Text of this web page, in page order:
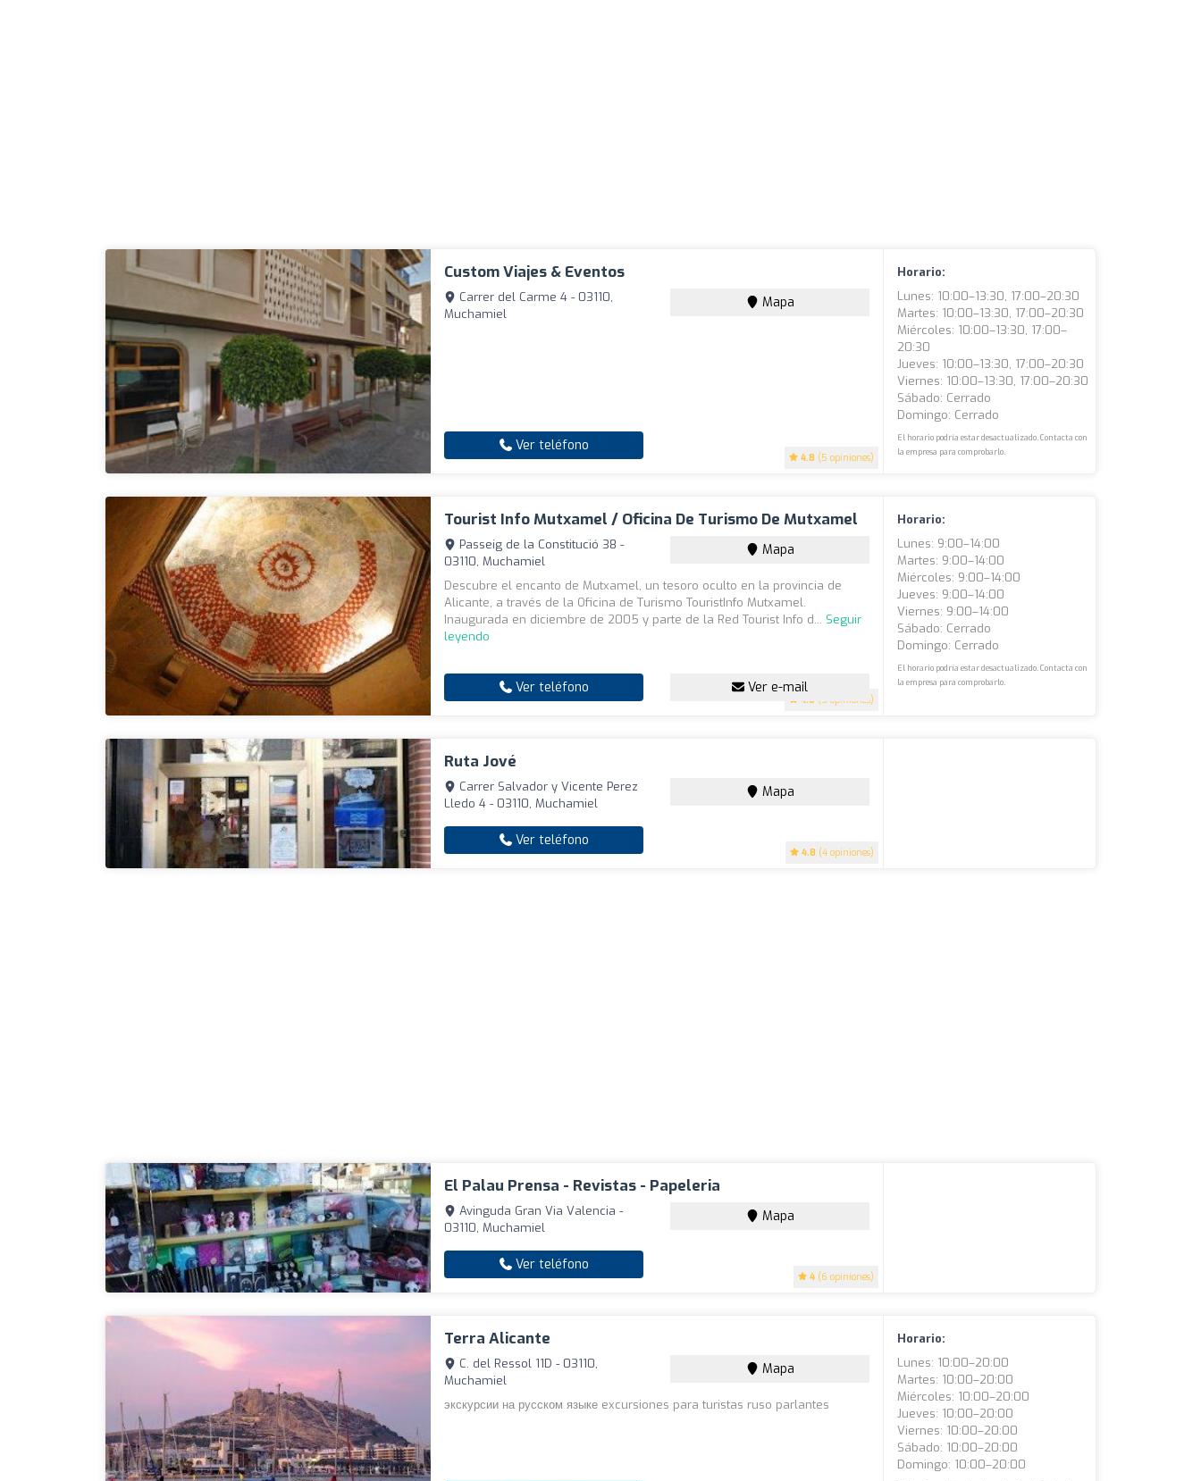
Custom Viajes & Eventos
4.8 (5 opiniones)
Carrer del Carme 4 - 03110,
Muchamiel
Mapa
Ver teléfono
Horario:
Lunes: 10:00–13:30, 17:00–20:30
Martes: 10:00–13:30, 17:00–20:30
Miércoles: 10:00–13:30, 17:00–
20:30
Jueves: 10:00–13:30, 17:00–20:30
Viernes: 10:00–13:30, 17:00–20:30
Sábado: Cerrado
Domingo: Cerrado
El horario podría estar desactualizado. Contacta con
la empresa para comprobarlo.
Tourist Info Mutxamel / Oficina De Turismo De Mutxamel
4.6 (5 opiniones)
Passeig de la Constitució 38 -
03110, Muchamiel
Mapa
Descubre el encanto de Mutxamel, un tesoro oculto en la provincia de
Alicante, a través de la Oficina de Turismo TouristInfo Mutxamel.
Inaugurada en diciembre de 2005 y parte de la Red Tourist Info d... Seguir
leyendo
Ver teléfono Ver e-mail
Horario:
Lunes: 9:00–14:00
Martes: 9:00–14:00
Miércoles: 9:00–14:00
Jueves: 9:00–14:00
Viernes: 9:00–14:00
Sábado: Cerrado
Domingo: Cerrado
El horario podría estar desactualizado. Contacta con
la empresa para comprobarlo.
Ruta Jové
4.8 (4 opiniones)
Carrer Salvador y Vicente Perez
Lledo 4 - 03110, Muchamiel
Mapa
Ver teléfono
El Palau Prensa - Revistas - Papeleria
4 (6 opiniones)
Avinguda Gran Via Valencia -
03110, Muchamiel
Mapa
Ver teléfono
Terra Alicante
C. del Ressol 11D - 03110,
Muchamiel
Mapa
экскурсии на русском языке excursiones para turistas ruso parlantes
Horario:
Lunes: 10:00–20:00
Martes: 10:00–20:00
Miércoles: 10:00–20:00
Jueves: 10:00–20:00
Viernes: 10:00–20:00
Sábado: 10:00–20:00
Domingo: 10:00–20:00